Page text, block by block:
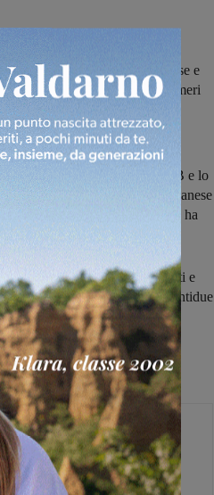
demolisce 14-0 la Rignanese e
di fascia B con numeri
la finale provinciale con
A
del campionato giovanissimi B e lo
nell'ultimo turno 14-0 la Rignanese
con l'Olmoponte
, che ha
A.
la vittoriacon numeri importanti e
da visita in chiave futura: in ventidue
tre pareggi e due sconfitte
fatti e solo 13 subiti, peruna